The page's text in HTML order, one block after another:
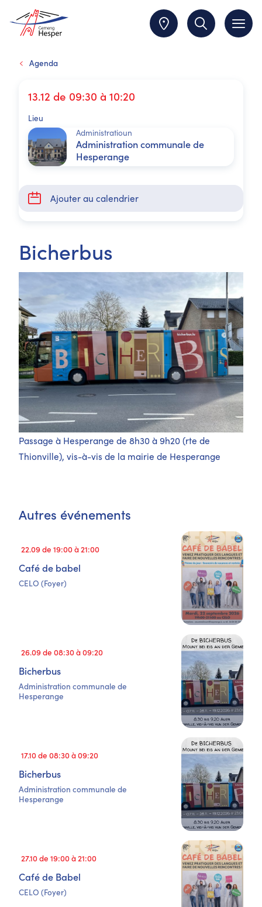
Agenda
13.12 de 09:30 à 10:20
Lieu
Administratioun
Administration communale de
Hesperange
Ajouter au calendrier
Bicherbus
Passage à Hesperange de 8h30 à 9h20 (rte de
Thionville), vis-à-vis de la mairie de Hesperange
Autres événements
22.09 de 19:00 à 21:00
Café de babel
CELO (Foyer)
26.09 de 08:30 à 09:20
Bicherbus
Administration communale de
Hesperange
17.10 de 08:30 à 09:20
Bicherbus
Administration communale de
Hesperange
27.10 de 19:00 à 21:00
Café de Babel
CELO (Foyer)